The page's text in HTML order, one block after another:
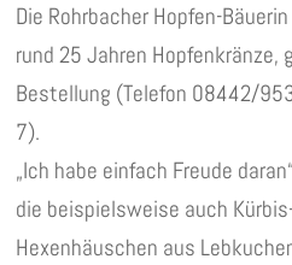
Die Rohrbacher Hopfen-Bäuerin
rund 25 Jahren Hopfenkränze,
Bestellung (Telefon 08442/
7).
„Ich habe einfach Freude
die beispielsweise auch
Hexenhäuschen aus